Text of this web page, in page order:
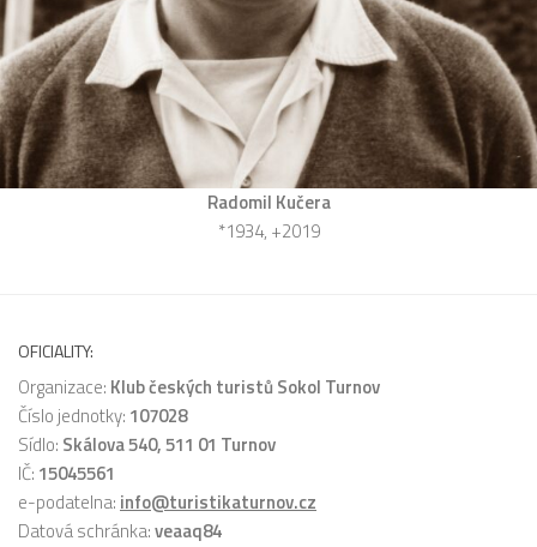
Radomil Kučera
*1934, +2019
OFICIALITY:
Organizace: Klub českých turistů Sokol Turnov
Číslo jednotky: 107028
Sídlo: Skálova 540, 511 01 Turnov
IČ: 15045561
e-podatelna: info@turistikaturnov.cz
Datová schránka:veaaq84